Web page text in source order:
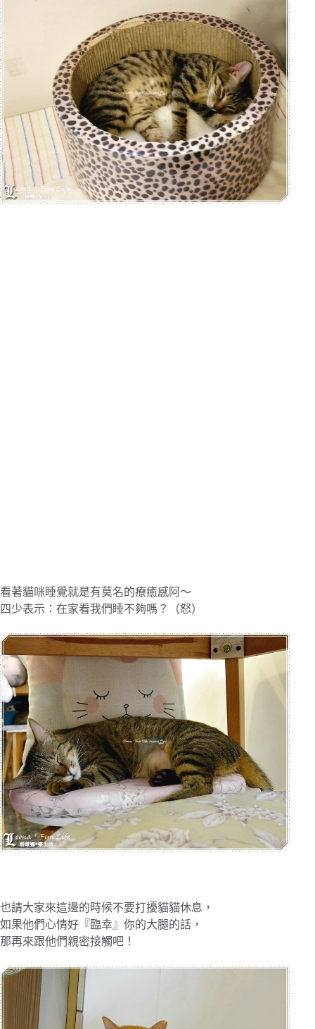
看著貓咪睡覺就是有莫名的療癒感阿～
四少表示：在家看我們睡不夠嗎？（怒）
也請大家來這邊的時候不要打擾貓貓休息，
如果他們心情好『臨幸』你的大腿的話，
那再來跟他們親密接觸吧！